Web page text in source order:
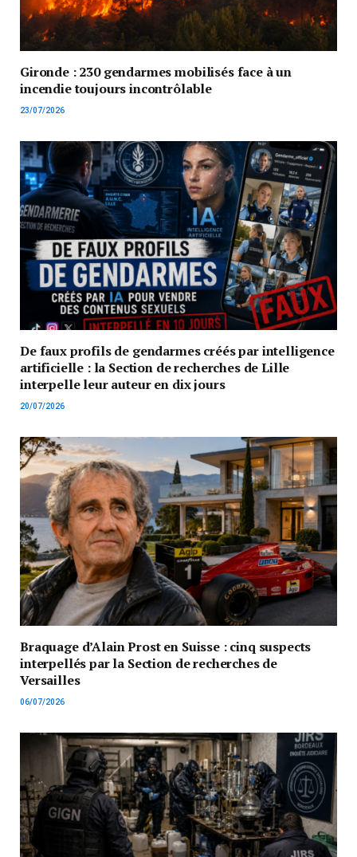
Gironde : 230 gendarmes mobilisés face à un
incendie toujours incontrôlable
23/07/2026
De faux profils de gendarmes créés par intelligence
artificielle : la Section de recherches de Lille
interpelle leur auteur en dix jours
20/07/2026
Braquage d’Alain Prost en Suisse : cinq suspects
interpellés par la Section de recherches de
Versailles
06/07/2026